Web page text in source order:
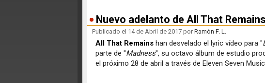
Nuevo adelanto de All That
Publicado el 14 de Abril de 2017 porRamón F. L.
All That Remainshan desvelado el lyric vídeo para "
parte de "Madness", su octavo álbum de estudio
el próximo 28 de abril a través de Eleven Seven